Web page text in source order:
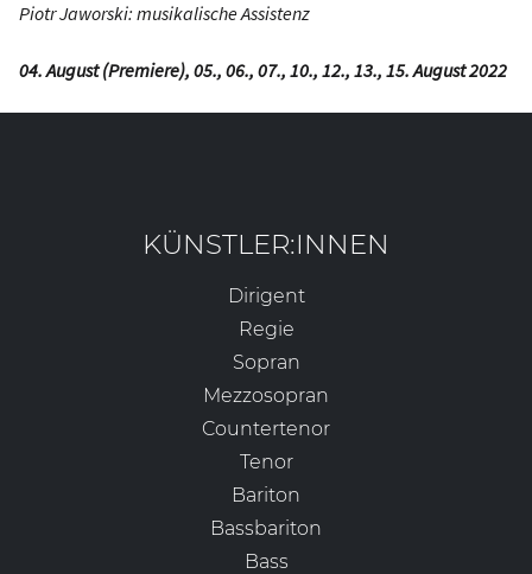
Piotr Jaworski: musikalische Assistenz
04. August (Premiere), 05., 06., 07., 10., 12., 13., 15. August 2022
KÜNSTLER:INNEN
Dirigent
Regie
Sopran
Mezzosopran
Countertenor
Tenor
Bariton
Bassbariton
Bass